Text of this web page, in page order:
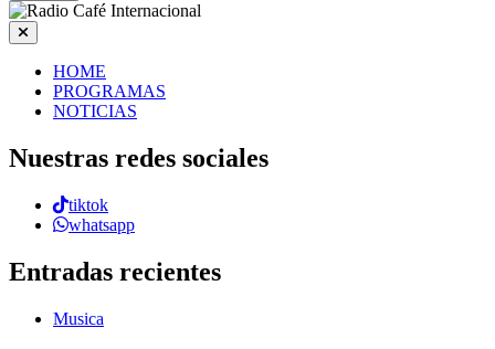
HOME
PROGRAMAS
NOTICIAS
Nuestras redes sociales
tiktok
whatsapp
Entradas recientes
Musica